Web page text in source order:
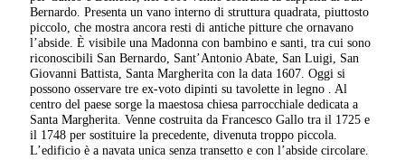
Bernardo. Presenta un vano interno di struttura quadrata, piuttosto
piccolo, che mostra ancora resti di antiche pitture che ornavano
l’abside. È visibile una Madonna con bambino e santi, tra cui sono
riconoscibili San Bernardo, Sant’Antonio Abate, San Luigi, San
Giovanni Battista, Santa Margherita con la data 1607. Oggi si
possono osservare tre ex-voto dipinti su tavolette in legno . Al
centro del paese sorge la maestosa chiesa parrocchiale dedicata a
Santa Margherita. Venne costruita da Francesco Gallo tra il 1725 e
il 1748 per sostituire la precedente, divenuta troppo piccola.
L’edificio è a navata unica senza transetto e con l’abside circolare.